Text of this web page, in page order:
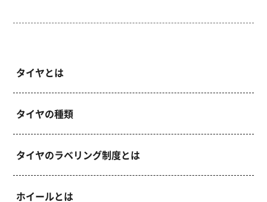
タイヤとは
タイヤの種類
タイヤのラベリング制度とは
ホイールとは